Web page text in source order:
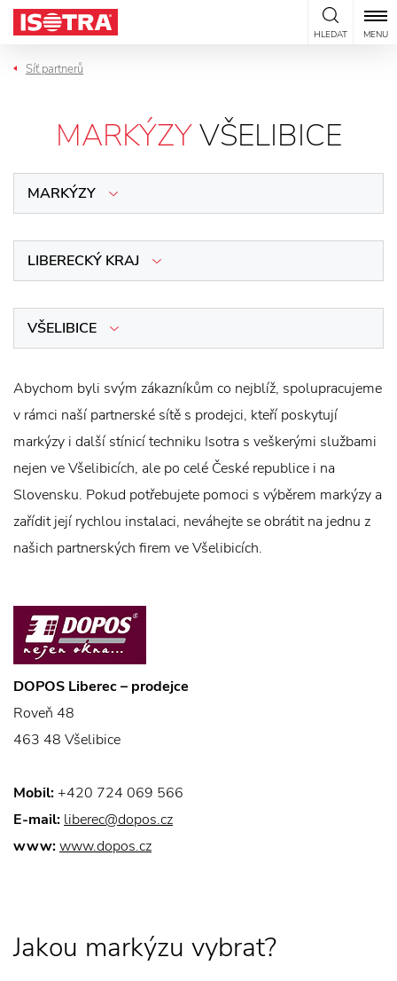
Přeskočit na obsah
HLEDAT MENU
Síť partnerů
MARKÝZYVŠELIBICE
MARKÝZY
LIBERECKÝ KRAJ
VŠELIBICE
Abychom byli svým zákazníkům co nejblíž, spolupracujeme
v rámci naší partnerské sítě s prodejci, kteří poskytují
markýzy i další stínicí techniku Isotra s veškerými službami
nejen ve Všelibicích, ale po celé České republice i na
Slovensku. Pokud potřebujete pomoci s výběrem markýzy a
zařídit její rychlou instalaci, neváhejte se obrátit na jednu z
našich partnerských firem ve Všelibicích.
DOPOS Liberec – prodejce
Roveň 48
463 48 Všelibice
Mobil: +420 724 069 566
E-mail: liberec@dopos.cz
www:www.dopos.cz
Jakou markýzu vybrat?